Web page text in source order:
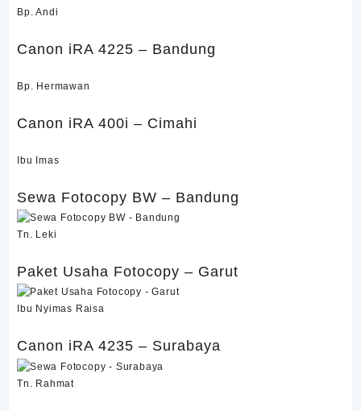
Bp. Andi
Canon iRA 4225 – Bandung
Bp. Hermawan
Canon iRA 400i – Cimahi
Ibu Imas
Sewa Fotocopy BW – Bandung
Tn. Leki
Paket Usaha Fotocopy – Garut
Ibu Nyimas Raisa
Canon iRA 4235 – Surabaya
Tn. Rahmat